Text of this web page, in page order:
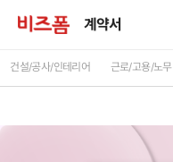
계약서
건설/공사/인테리어 근로/고용/노무